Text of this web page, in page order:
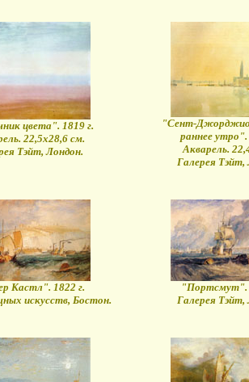
цвета". 1819 г.
22,5х28,6 см.
Тэйт, Лондон.
"Сент-Джорджио
раннее утро".
Акварель.
Галерея Тэйт,
Кастл". 1822 г.
искусств, Бостон.
"Портсмут".
Галерея Тэйт,